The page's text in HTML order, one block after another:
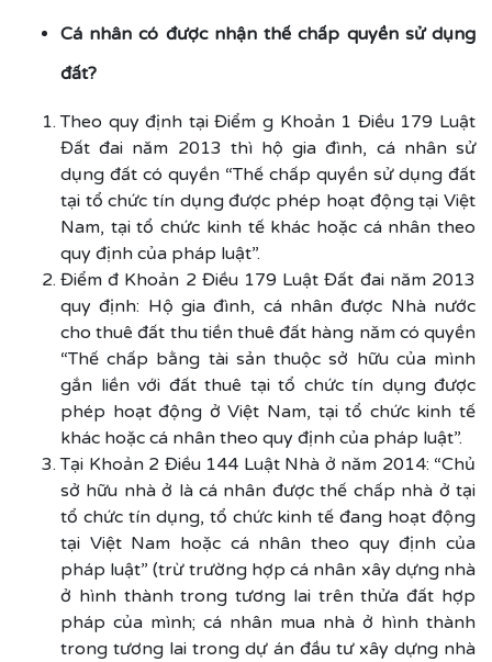
Cá nhân có được nhận thế chấp quyền sử dụng
đất?
Theo quy định tại Điểm g Khoản 1 Điều 179 Luật
Đất đai năm 2013 thì hộ gia đình, cá nhân sử
dụng đất có quyền “Thế chấp quyền sử dụng đất
tại tổ chức tín dụng được phép hoạt động tại Việt
Nam, tại tổ chức kinh tế khác hoặc cá nhân theo
quy định của pháp luật”.
Điểm đ Khoản 2 Điều 179 Luật Đất đai năm 2013
quy định: Hộ gia đình, cá nhân được Nhà nước
cho thuê đất thu tiền thuê đất hàng năm có quyền
“Thế chấp bằng tài sản thuộc sở hữu của mình
gắn liền với đất thuê tại tổ chức tín dụng được
phép hoạt động ở Việt Nam, tại tổ chức kinh tế
khác hoặc cá nhân theo quy định của pháp luật”.
Tại Khoản 2 Điều 144 Luật Nhà ở năm 2014: “Chủ
sở hữu nhà ở là cá nhân được thế chấp nhà ở tại
tổ chức tín dụng, tổ chức kinh tế đang hoạt động
tại Việt Nam hoặc cá nhân theo quy định của
pháp luật” (trừ trường hợp cá nhân xây dựng nhà
ở hình thành trong tương lai trên thửa đất hợp
pháp của mình; cá nhân mua nhà ở hình thành
trong tương lai trong dự án đầu tư xây dựng nhà